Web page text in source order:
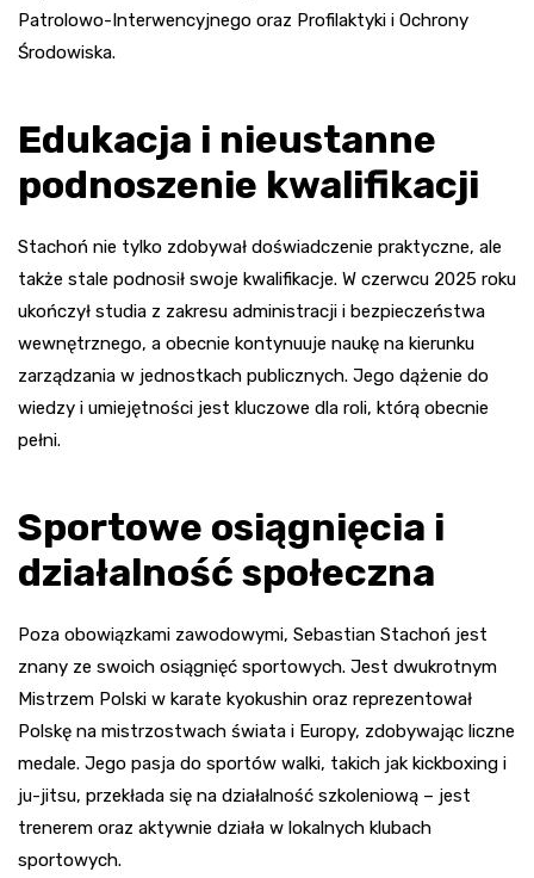
Patrolowo-Interwencyjnego oraz Profilaktyki i Ochrony
Środowiska.
Edukacja i nieustanne
podnoszenie kwalifikacji
Stachoń nie tylko zdobywał doświadczenie praktyczne, ale
także stale podnosił swoje kwalifikacje. W czerwcu 2025 roku
ukończył studia z zakresu administracji i bezpieczeństwa
wewnętrznego, a obecnie kontynuuje naukę na kierunku
zarządzania w jednostkach publicznych. Jego dążenie do
wiedzy i umiejętności jest kluczowe dla roli, którą obecnie
pełni.
Sportowe osiągnięcia i
działalność społeczna
Poza obowiązkami zawodowymi, Sebastian Stachoń jest
znany ze swoich osiągnięć sportowych. Jest dwukrotnym
Mistrzem Polski w karate kyokushin oraz reprezentował
Polskę na mistrzostwach świata i Europy, zdobywając liczne
medale. Jego pasja do sportów walki, takich jak kickboxing i
ju-jitsu, przekłada się na działalność szkoleniową – jest
trenerem oraz aktywnie działa w lokalnych klubach
sportowych.